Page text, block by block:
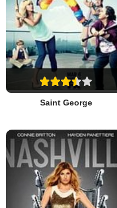
Saint George